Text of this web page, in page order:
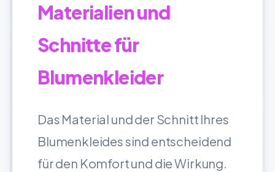
Materialien und
Schnitte für
Blumenkleider
Das Material und der Schnitt Ihres
Blumenkleides sind entscheidend
für den Komfort und die Wirkung.